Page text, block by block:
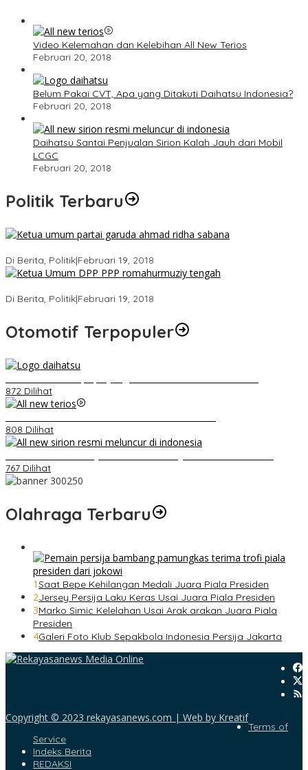
Video Kelemahan dan Kelebihan All New Terios
Februari 20, 2018
Belum Pakai CVT, Apa yang Ditakuti Daihatsu Indonesia?
Februari 20, 2018
Daihatsu Santai Penjualan Sirion Kalah Jauh dari Mobil
LCGC
Februari 20, 2018
Politik Terbaru
Di Berita, Politik|Februari 19, 2018
Di Berita, Politik|Februari 19, 2018
Otomotif Terpopuler
872 Dilihat
808 Dilihat
767 Dilihat
Olahraga Terbaru
1Saat Bepe Kehilangan Medali Juara Piala Presiden
2Jersey Persija Laku Keras Usai Juara Piala Presiden
3Marko Simic Kelelahan Usai Arak arakan Juara Piala
Presiden
4Galeri Foto Klub Sepakbola Indonesia Persija Jakarta
Copyright © 2023 rekayasanews.com | Web by Kreatif
Terms of
Service
Indeks Berita
REDAKSI